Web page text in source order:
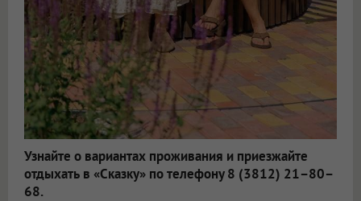
Узнайте о вариантах проживания и приезжайте
отдыхать в «Сказку» по телефону 8 (3812) 21–80–
68.